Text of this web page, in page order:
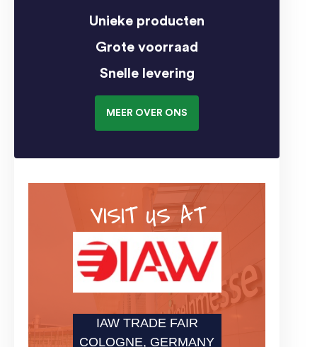
Unieke producten
Grote voorraad
Snelle levering
MEER OVER ONS
VISIT US AT
IAW TRADE FAIR
COLOGNE, GERMANY